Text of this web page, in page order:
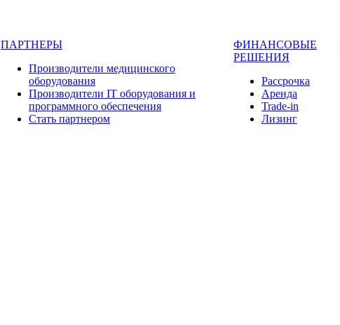
ПАРТНЕРЫ
Производители медицинского
оборудования
Производители IT оборудования и
программного обеспечения
Стать партнером
ФИНАНСОВЫЕ
РЕШЕНИЯ
Рассрочка
Аренда
Trade-in
Лизинг